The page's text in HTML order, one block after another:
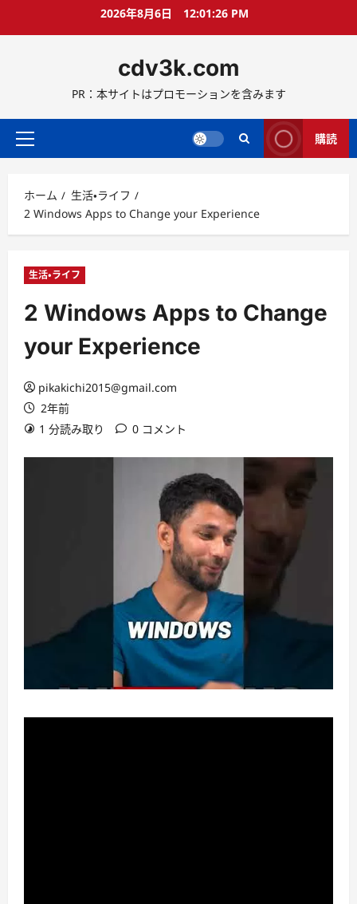
ス
ッ
2026年8月6日 12:01:27 PM
cdv3k.com
PR：本サイトはプロモーションを含みます
メ
メ
ニ
ュ
購読
ホーム
生活・ライフ
2 Windows Apps to Change your Experience
生活・ライフ
2 Windows Apps to Change
your Experience
pikakichi2015@gmail.com
2年前
1 分読み取り
0 コメント